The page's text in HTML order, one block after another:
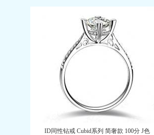
ID同性钻戒 Cubid系列 简奢款 100分 J色